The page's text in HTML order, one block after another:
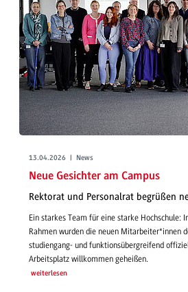
13.04.2026 | News
Neue Gesichter am Campus
Rektorat und Personalrat begrüßen
Ein starkes Team für eine starke Hochschule:
Rahmen wurden die neuen Mitarbeiter*innen
studiengang- und funktionsübergreifend
Arbeitsplatz willkommen geheißen.
weiterlesen